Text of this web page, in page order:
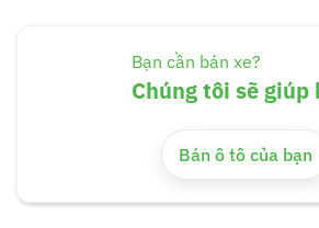
đồng, trong khi giá bán cũ là 1,19 tỷ đồng.
duy nhất 1 phiên bản, và sẽ có thêm 2 phiên
tới, Limousine và Van.
Bạn cần bán xe?
Chúng tôi sẽ giúp
Bán ô tô của bạn